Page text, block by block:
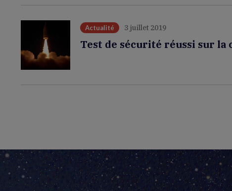
Actualité 3 juillet 2019
Test de sécurité réussi sur la